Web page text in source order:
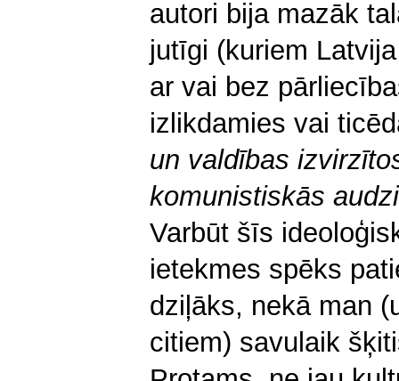
autori bija mazāk
jutīgi (kuriem
ar vai bez
izlikdamies vai
un valdības
komunistiskās
Varbūt šīs
ietekmes spēks
dziļāks, nekā man
citiem) savulaik